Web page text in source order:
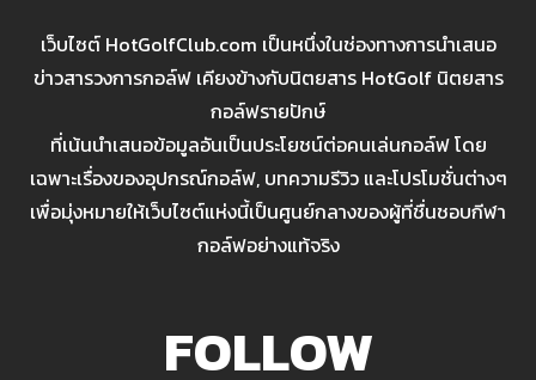
เว็บไซต์ HotGolfClub.com เป็นหนึ่งในช่องทางการนำเสนอ
ข่าวสารวงการกอล์ฟ เคียงข้างกับนิตยสาร HotGolf นิตยสาร
กอล์ฟรายปักษ์
ที่เน้นนำเสนอข้อมูลอันเป็นประโยชน์ต่อคนเล่นกอล์ฟ โดย
เฉพาะเรื่องของอุปกรณ์กอล์ฟ, บทความรีวิว และโปรโมชั่นต่างๆ
เพื่อมุ่งหมายให้เว็บไซต์แห่งนี้เป็นศูนย์กลางของผู้ที่ชื่นชอบกีฬา
กอล์ฟอย่างแท้จริง
FOLLOW